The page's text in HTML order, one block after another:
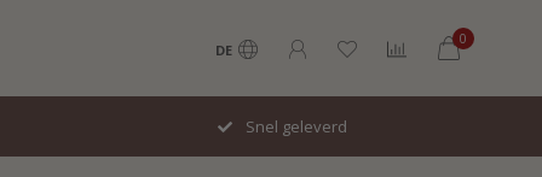
DE
0
Snel geleverd